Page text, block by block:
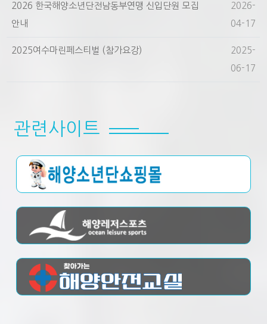
2026 한국해양소년단전남동부연맹 신입단원 모집
안내
2026-
04-17
2025여수마린페스티벌 (참가요강)
2025-
06-17
관련사이트
해양소년단 쇼핑몰
해양레저스포츠
찾아가는 해양안전교실